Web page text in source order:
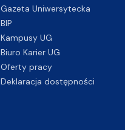
Gazeta Uniwersytecka
BIP
Kampusy UG
Biuro Karier UG
Oferty pracy
Deklaracja dostępności